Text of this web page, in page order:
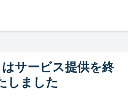
はサービス提供を終
しました